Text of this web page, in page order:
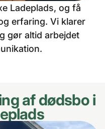
Ladeplads, og få
erfaring. Vi klarer
gør altid arbejdet
af dødsbo i